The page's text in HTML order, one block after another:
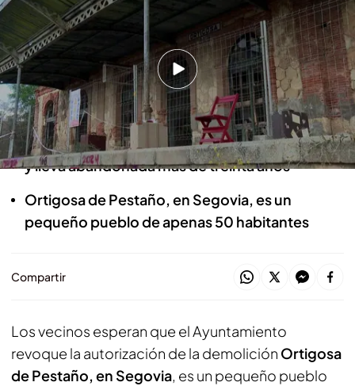
Mario Moros (@mimalavida)
22 SEP 2024 - 22:33h.
Los vecinos han pedido al Ayuntamiento que
revoque la autorización de la demolición
Su estación de tren data de finales del siglo XIX
y lleva abandonada más de treinta años
Ortigosa de Pestaño, en Segovia, es un
pequeño pueblo de apenas 50 habitantes
Compartir
Los vecinos esperan que el Ayuntamiento
revoque la autorización de la demolición Ortigosa
de Pestaño, en Segovia, es un pequeño pueblo